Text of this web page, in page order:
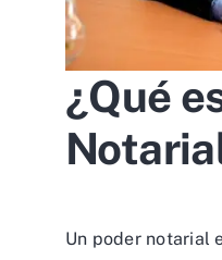
¿Qué
Un poder notarial